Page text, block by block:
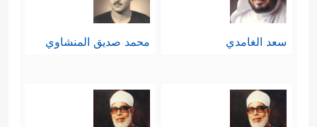
سعد الغامدي محمد صديق المنشاوي